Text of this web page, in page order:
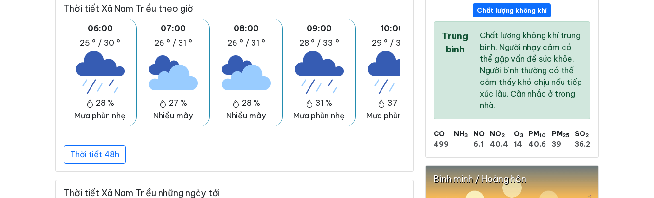
Thời tiết Xã Nam Triều theo giờ
06:00
25 ° / 30 °
28 %
Mưa phùn nhẹ
07:00
26 ° / 31 °
27 %
Nhiều mây
08:00
26 ° / 31 °
28 %
Nhiều mây
09:00
28 ° / 33 °
31 %
Mưa phùn nhẹ
10:00
29 ° / 35 °
37 %
Mưa phùn nhẹ
30 °/ 38 °
30 °
/38 °
Thời tiết 48h
Thời tiết Xã Nam Triều những ngày tới
Chất lượng không khí
Trung
bình
Chất lượng không khí trung
bình. Người nhạy cảm có
thể gặp vấn đề sức khỏe.
Người bình thường có thể
cảm thấy khó chịu nếu tiếp
xúc lâu. Cân nhắc ở trong
nhà.
CO
499
NH3
NO
6.1
NO2
40.4
O3
14
PM10
40.6
PM25
39
SO2
36.2
Bình minh / Hoàng hôn